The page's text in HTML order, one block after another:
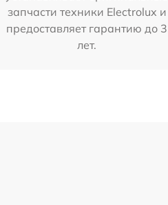
запчасти техники Electrolux и
предоставляет гарантию до 3
лет.